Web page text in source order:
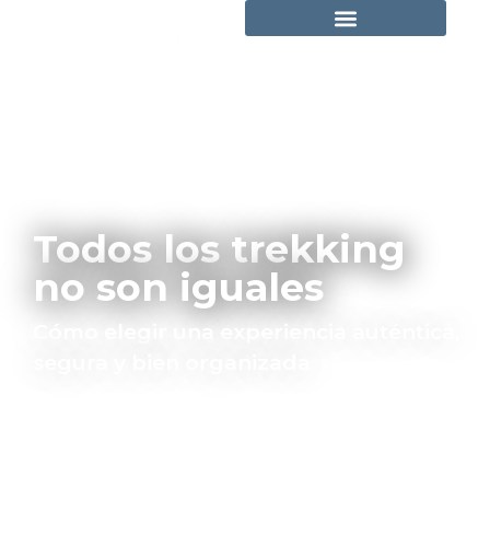
Todos los trekking
no son iguales
Cómo elegir una experiencia auténtica,